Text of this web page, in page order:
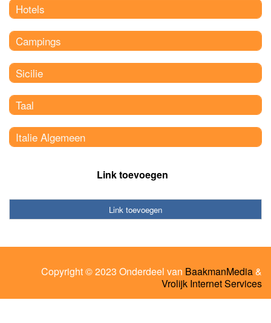
Hotels
Campings
Sicilie
Taal
Italie Algemeen
Link toevoegen
Link toevoegen
Copyright © 2023 Onderdeel van BaakmanMedia&
Vrolijk Internet Services